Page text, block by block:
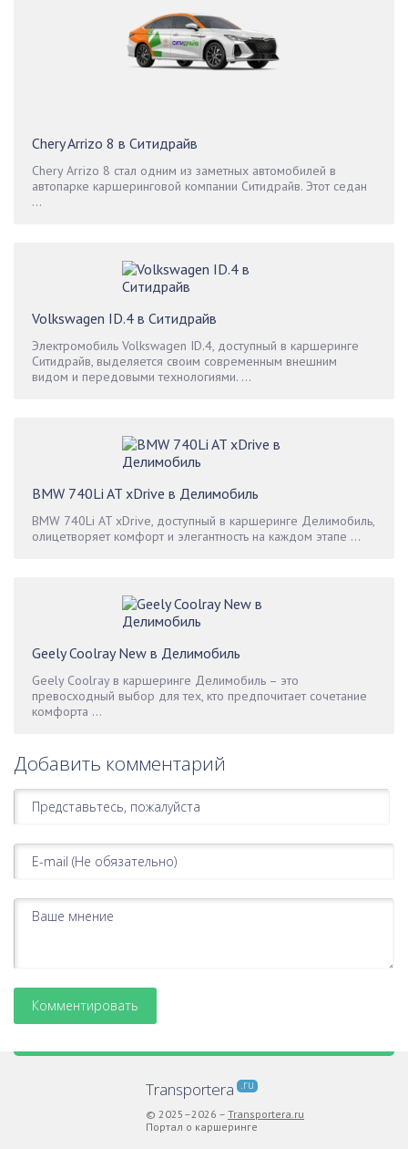
Chery Arrizo 8 в Ситидрайв
Chery Arrizo 8 стал одним из заметных автомобилей в
автопарке каршеринговой компании Ситидрайв. Этот седан
...
Volkswagen ID.4 в Ситидрайв
Электромобиль Volkswagen ID.4, доступный в каршеринге
Ситидрайв, выделяется своим современным внешним
видом и передовыми технологиями. ...
BMW 740Li AT xDrive в Делимобиль
BMW 740Li AT xDrive, доступный в каршеринге Делимобиль,
олицетворяет комфорт и элегантность на каждом этапе ...
Geely Coolray New в Делимобиль
Geely Coolray в каршеринге Делимобиль – это
превосходный выбор для тех, кто предпочитает сочетание
комфорта ...
Добавить комментарий
Transportera .ru
© 2025–2026 – Transportera.ru
Портал о каршеринге